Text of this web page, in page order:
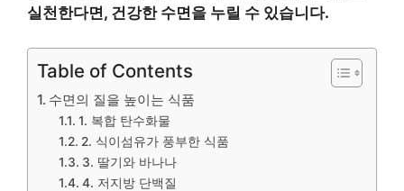
실천한다면, 건강한 수면을 누릴 수 있습니다.
Table of Contents
수면의 질을 높이는 식품
1. 복합 탄수화물
2. 식이섬유가 풍부한 식품
3. 딸기와 바나나
4. 저지방 단백질